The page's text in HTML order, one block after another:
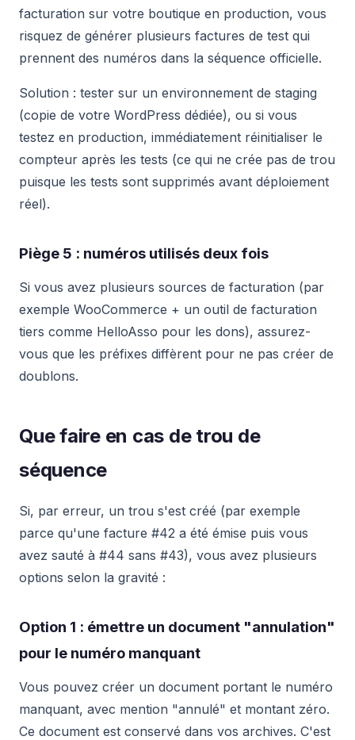
facturation sur votre boutique en production, vous
risquez de générer plusieurs factures de test qui
prennent des numéros dans la séquence officielle.
Solution : tester sur un environnement de staging
(copie de votre WordPress dédiée), ou si vous
testez en production, immédiatement réinitialiser le
compteur après les tests (ce qui ne crée pas de trou
puisque les tests sont supprimés avant déploiement
réel).
Piège 5 : numéros utilisés deux fois
Si vous avez plusieurs sources de facturation (par
exemple WooCommerce + un outil de facturation
tiers comme HelloAsso pour les dons), assurez-
vous que les préfixes diffèrent pour ne pas créer de
doublons.
Que faire en cas de trou de
séquence
Si, par erreur, un trou s'est créé (par exemple
parce qu'une facture #42 a été émise puis vous
avez sauté à #44 sans #43), vous avez plusieurs
options selon la gravité :
Option 1 : émettre un document "annulation"
pour le numéro manquant
Vous pouvez créer un document portant le numéro
manquant, avec mention "annulé" et montant zéro.
Ce document est conservé dans vos archives. C'est